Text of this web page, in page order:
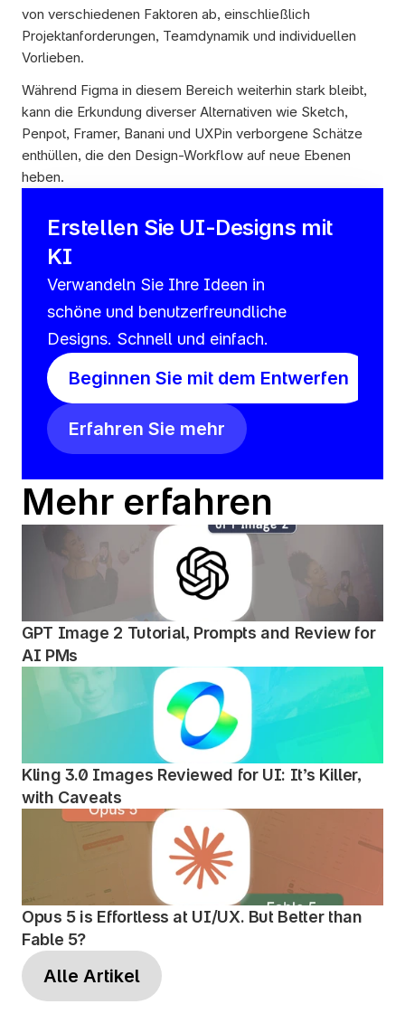
von verschiedenen Faktoren ab, einschließlich
Projektanforderungen, Teamdynamik und individuellen
Vorlieben.
Während Figma in diesem Bereich weiterhin stark bleibt,
kann die Erkundung diverser Alternativen wie Sketch,
Penpot, Framer, Banani und UXPin verborgene Schätze
enthüllen, die den Design-Workflow auf neue Ebenen
heben.
Erstellen Sie UI-Designs mit
KI
Verwandeln Sie Ihre Ideen in
schöne und benutzerfreundliche
Designs. Schnell und einfach.
Beginnen Sie mit dem Entwerfen
Erfahren Sie mehr
Mehr erfahren
GPT Image 2 Tutorial, Prompts and Review for
AI PMs
Kling 3.0 Images Reviewed for UI: It’s Killer,
with Caveats
Opus 5 is Effortless at UI/UX. But Better than
Fable 5?
Alle Artikel